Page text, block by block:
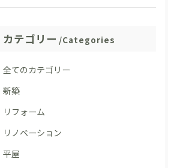
カテゴリー Categories
全てのカテゴリー
新築
リフォーム
リノベーション
平屋